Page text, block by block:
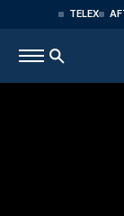
TELEX